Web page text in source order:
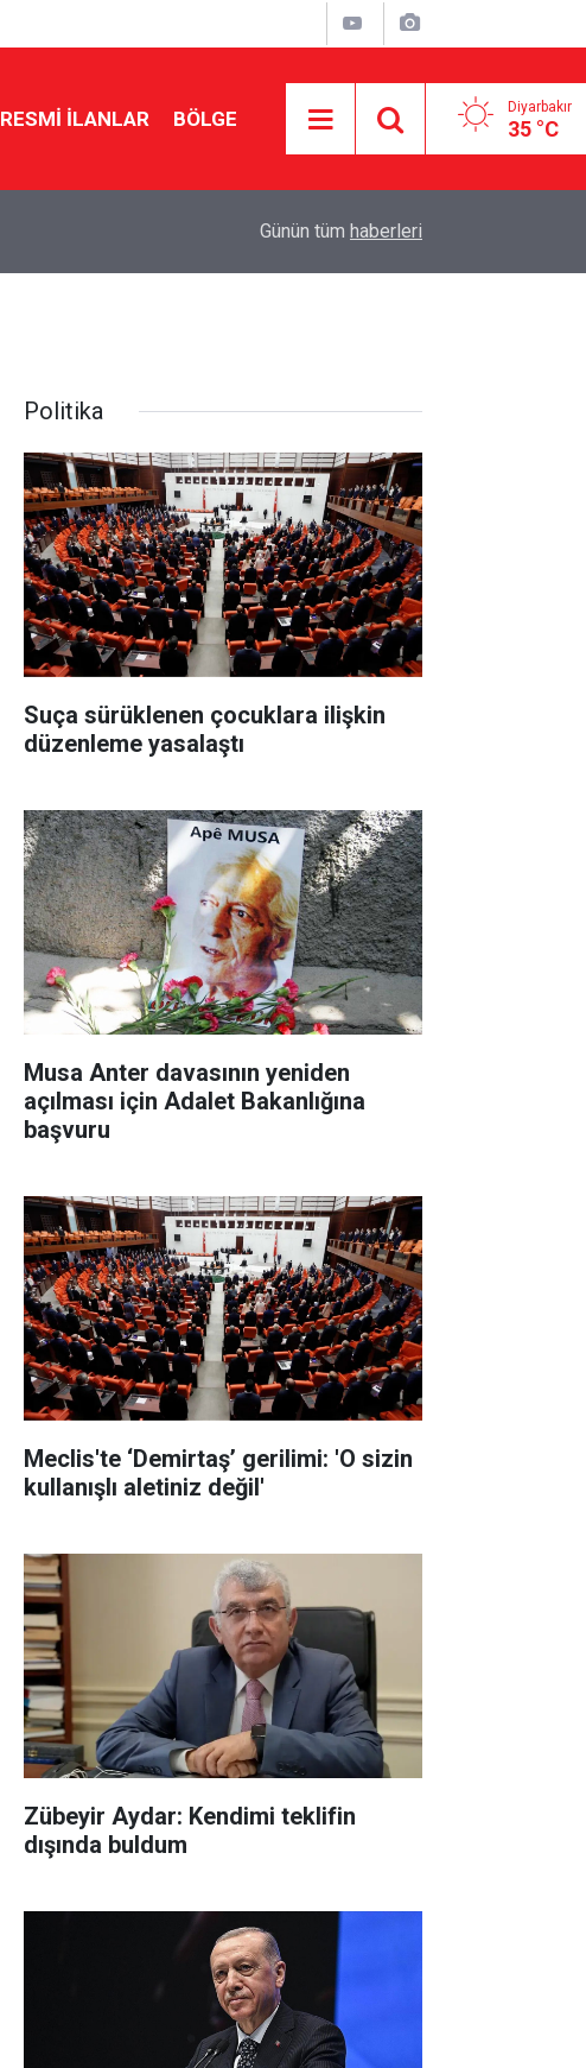
RESMI İLANLAR BÖLGE Diyarbakır
35 °C
Erdoğan’ın eski danışmanından Demirtaş
Günün tüm haberleri
Politika
Suça sürüklenen çocuklara ilişkin
düzenleme yasalaştı
Musa Anter davasının yeniden
açılması için Adalet Bakanlığına
başvuru
Meclis'te ‘Demirtaş’ gerilimi: 'O sizin
kullanışlı aletiniz değil'
Zübeyir Aydar: Kendimi teklifin
dışında buldum